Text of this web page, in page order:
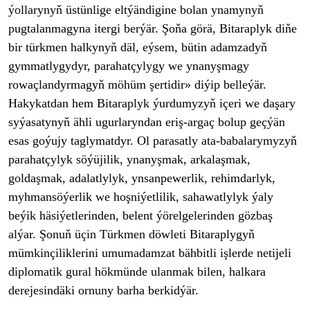
ýollarynyň üstünlige eltýändigine bolan ynamynyň
pugtalanmagyna itergi berýär. Şoňa görä, Bitaraplyk diňe
bir türkmen halkynyň däl, eýsem, bütin adamzadyň
gymmatlygydyr, parahatçylygy we ynanyşmagy
rowaçlandyrmagyň möhüm şertidir» diýip belleýär.
Hakykatdan hem Bitaraplyk ýurdumyzyň içeri we daşary
syýasatynyň ähli ugurlaryndan eriş-argaç bolup geçýän
esas goýujy taglymatdyr. Ol parasatly ata-babalarymyzyň
parahatçylyk söýüjilik, ynanyşmak, arkalaşmak,
goldaşmak, adalatlylyk, ynsanpewerlik, rehimdarlyk,
myhmansöýerlik we hoşniýetlilik, sahawatlylyk ýaly
beýik häsiýetlerinden, belent ýörelgelerinden gözbaş
alýar. Şonuň üçin Türkmen döwleti Bitaraplygyň
mümkinçiliklerini umumadamzat bähbitli işlerde netijeli
diplomatik gural hökmünde ulanmak bilen, halkara
derejesindäki ornuny barha berkidýär.